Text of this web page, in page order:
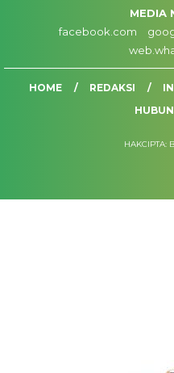
MEDIA
facebook.com
HOME REDAKSI
HAKCIPTA: